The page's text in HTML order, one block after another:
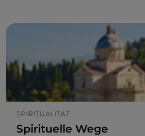
SPIRITUALITÄT
Spirituelle Wege